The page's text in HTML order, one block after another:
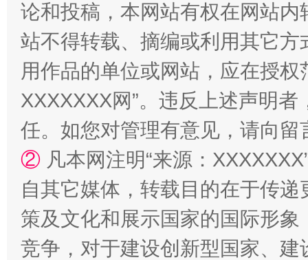
国家大学科技园优化重塑工作
论和投稿，本网站有权在网站
站不得转载、摘编或利用其它
用作品的单位或网站，应在授
XXXXXXX网”。违反上述声明
任。如您对管理有意见，请向
② 凡本网注明“来源：
自其它媒体，转载目的在于传
策及文化和展示国家的国际形
竞争，对于建设创新型国家、